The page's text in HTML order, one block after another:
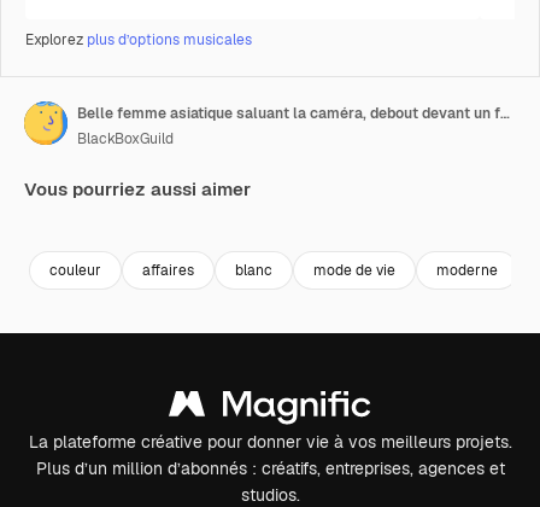
Explorez plus d’options musicales
Belle femme asiatique saluant la caméra, debout devant un fond rose, agitant la main en guise de salut et disant bonjour.
BlackBoxGuild
Vous pourriez aussi aimer
couleur affaires blanc mode de vie moderne
La plateforme créative pour donner vie à vos meilleurs projets.
Plus d’un million d’abonnés : créatifs, entreprises, agences et
studios.